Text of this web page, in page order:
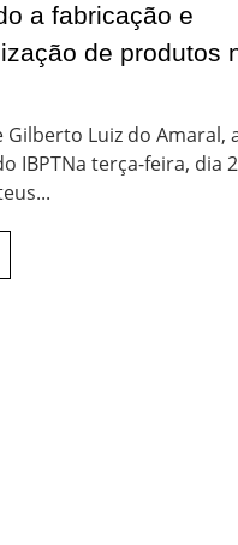
a fabricação e
de produtos
Gilberto Luiz do Amaral,
IBPTNa terça-feira, dia